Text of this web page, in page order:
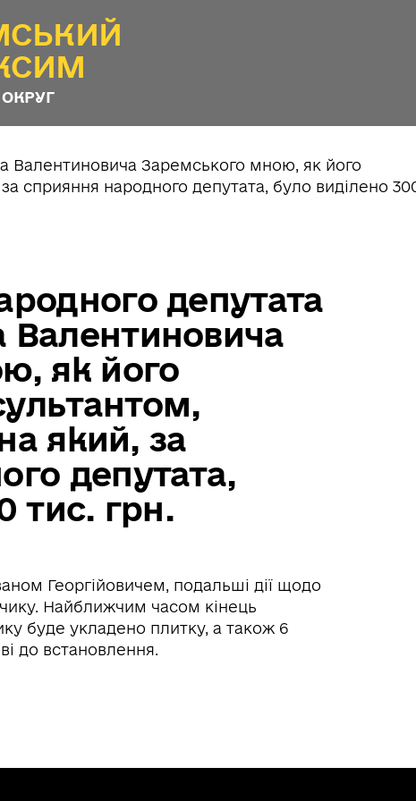
ОКРУГ
депутата
як його
який, за
депутата,
тис. грн.
Георгійовичем, подальші дії щодо
Найближчим часом кінець
буде укладено плитку, а також 6
до встановлення.